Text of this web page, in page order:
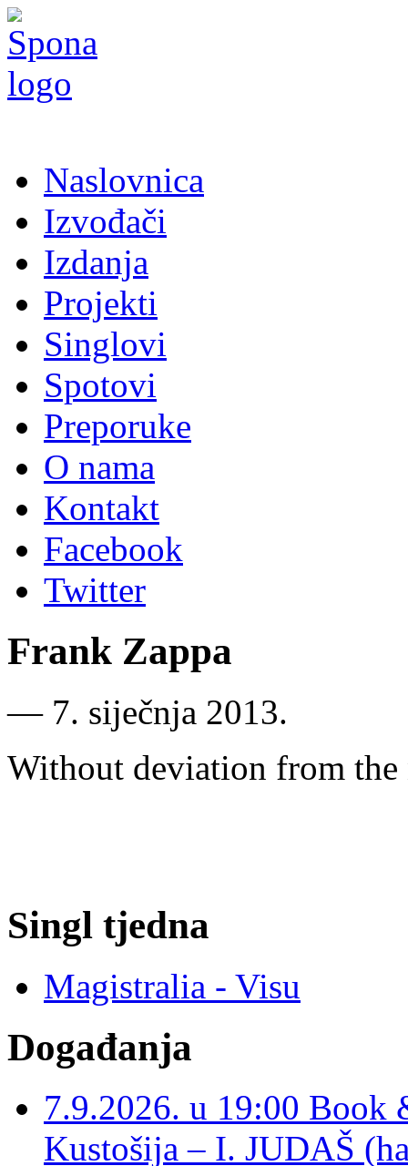
Naslovnica
Izvođači
Izdanja
Projekti
Singlovi
Spotovi
Preporuke
O nama
Kontakt
Facebook
Twitter
Frank Zappa
― 7. siječnja 2013.
Without deviation from the
Singl tjedna
Magistralia - Visu
Događanja
7.9.2026. u 19:00 Book
Kustošija – I. JUDAŠ